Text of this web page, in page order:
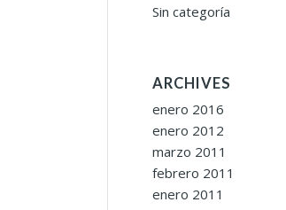
Sin categoría
ARCHIVES
enero 2016
enero 2012
marzo 2011
febrero 2011
enero 2011